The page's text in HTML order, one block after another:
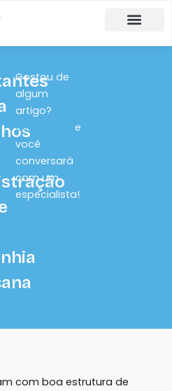
Gostou de
algum
artigo?
Clique aqui
e
você
conversará
com um
especialista!
com boa estrutura de